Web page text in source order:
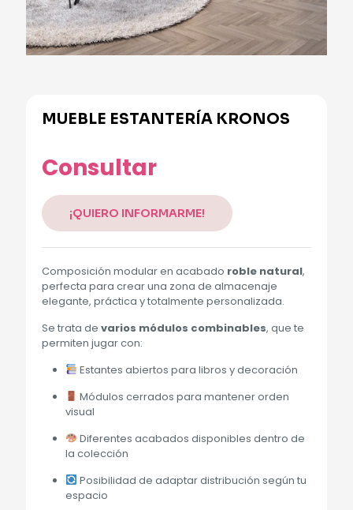
MUEBLE ESTANTERÍA KRONOS
Consultar
¡QUIERO INFORMARME!
Composición modular en acabado roble natural,
perfecta para crear una zona de almacenaje
elegante, práctica y totalmente personalizada.
Se trata de varios módulos combinables, que te
permiten jugar con:
Estantes abiertos para libros y decoración
Módulos cerrados para mantener orden
visual
Diferentes acabados disponibles dentro de
la colección
Posibilidad de adaptar distribución según tu
espacio